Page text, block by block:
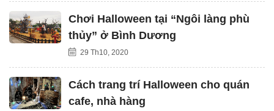
Chơi Halloween tại “Ngôi làng phù
thủy” ở Bình Dương
29 Th10, 2020
Cách trang trí Halloween cho quán
cafe, nhà hàng